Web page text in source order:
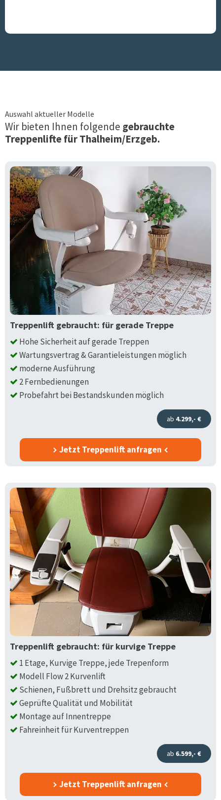
Auswahl aktueller Modelle
Wir bieten Ihnen folgende gebrauchte
Treppenlifte fürThalheim/Erzgeb.
Treppenlift gebraucht: für gerade Treppe
Hohe Sicherheit auf gerade Treppen
Wartungsvertrag & Garantieleistungen möglich
moderne Ausführung
2 Fernbedienungen
Probefahrt bei Bestandskunden möglich
ab 4.299,- €
Jetzt Treppenlift anfragen
Treppenlift gebraucht: für kurvige Treppe
1 Etage, Kurvige Treppe, jede Trepenform
Modell Flow 2 Kurvenlift
Schienen, Fußbrett und Drehsitz gebraucht
Geprüfte Qualität und Mobilität
Montage auf Innentreppe
Fahreinheit für Kurventreppen
ab 6.599,- €
Jetzt Treppenlift anfragen